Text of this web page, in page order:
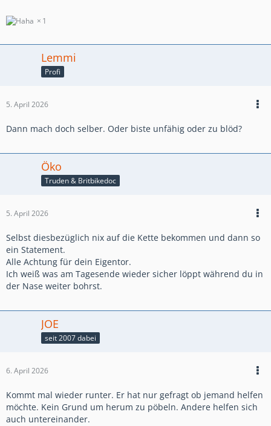
1
Lemmi
Profi
5. April 2026
Dann mach doch selber. Oder biste unfähig oder zu blöd?
Öko
Truden & Britbikedoc
5. April 2026
Selbst diesbezüglich nix auf die Kette bekommen und dann so
ein Statement.
Alle Achtung für dein Eigentor.
Ich weiß was am Tagesende wieder sicher löppt während du in
der Nase weiter bohrst.
JOE
seit 2007 dabei
6. April 2026
Kommt mal wieder runter. Er hat nur gefragt ob jemand helfen
möchte. Kein Grund um herum zu pöbeln. Andere helfen sich
auch untereinander.